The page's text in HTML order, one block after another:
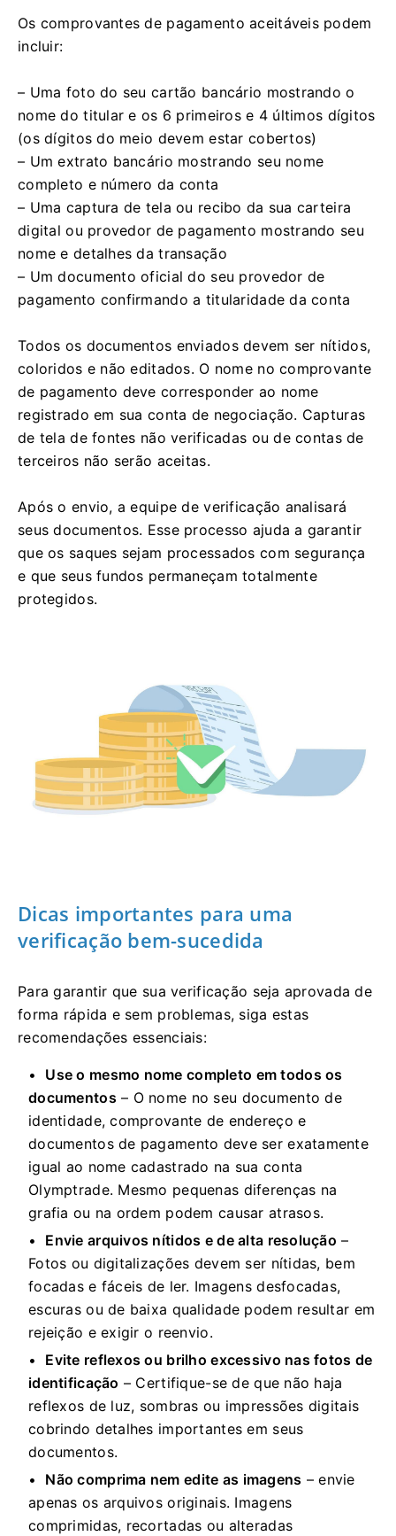
Os comprovantes de pagamento aceitáveis ​​podem
incluir:
– Uma foto do seu cartão bancário mostrando o
nome do titular e os 6 primeiros e 4 últimos dígitos
(os dígitos do meio devem estar cobertos)
– Um extrato bancário mostrando seu nome
completo e número da conta
– Uma captura de tela ou recibo da sua carteira
digital ou provedor de pagamento mostrando seu
nome e detalhes da transação
– Um documento oficial do seu provedor de
pagamento confirmando a titularidade da conta
Todos os documentos enviados devem ser nítidos,
coloridos e não editados. O nome no comprovante
de pagamento deve corresponder ao nome
registrado em sua conta de negociação. Capturas
de tela de fontes não verificadas ou de contas de
terceiros não serão aceitas.
Após o envio, a equipe de verificação analisará
seus documentos. Esse processo ajuda a garantir
que os saques sejam processados ​​com segurança
e que seus fundos permaneçam totalmente
protegidos.
Dicas importantes para uma
verificação bem-sucedida
Para garantir que sua verificação seja aprovada de
forma rápida e sem problemas, siga estas
recomendações essenciais:
Use o mesmo nome completo em todos os
documentos – O nome no seu documento de
identidade, comprovante de endereço e
documentos de pagamento deve ser exatamente
igual ao nome cadastrado na sua conta
Olymptrade. Mesmo pequenas diferenças na
grafia ou na ordem podem causar atrasos.
Envie arquivos nítidos e de alta resolução –
Fotos ou digitalizações devem ser nítidas, bem
focadas e fáceis de ler. Imagens desfocadas,
escuras ou de baixa qualidade podem resultar em
rejeição e exigir o reenvio.
Evite reflexos ou brilho excessivo nas fotos de
identificação – Certifique-se de que não haja
reflexos de luz, sombras ou impressões digitais
cobrindo detalhes importantes em seus
documentos.
Não comprima nem edite as imagens – envie
apenas os arquivos originais. Imagens
comprimidas, recortadas ou alteradas